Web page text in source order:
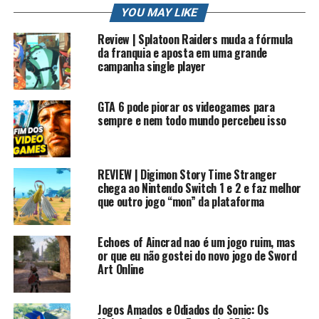
Contato Profissional: contato.roberto94@gmail.com
#rkplay #scoobydoo #HISTORIADOSJOGOS
PLAYLIST HISTORIA DOS JOGOS
Scooby-Doo! First Frights é um videogame de
plataforma desenvolvido pela Torus Games e publicado
pela Warner Bros. Interactive Entertainment. O jogo
empatou com o lançamento em DVD do Scooby-Doo!
The Mystery Begins . Este é o quarto jogo Scooby-Doo a
usar uma trilha sonora
Scooby-Doo! First Frights é um jogo de plataforma
linear 3D com elementos de quebra-cabeça de luz, e
contém 22 níveis separados em 4 episódios.
Os jogadores podem escolher controlar Scooby-Doo,
Salsicha, Velma, Daphne ou Fred. Scooby tem um cordão
de salsicha para bater, capacidade de bloqueio e a
YOU MAY LIKE
Review | Splatoon Raiders muda a fórmula
da franquia e aposta em uma grande
campanha single player
GTA 6 pode piorar os videogames para
sempre e nem todo mundo percebeu isso
REVIEW | Digimon Story Time Stranger
chega ao Nintendo Switch 1 e 2 e faz melhor
que outro jogo “mon” da plataforma
Echoes of Aincrad nao é um jogo ruim, mas
or que eu não gostei do novo jogo de Sword
Art Online
Jogos Amados e Odiados do Sonic: Os